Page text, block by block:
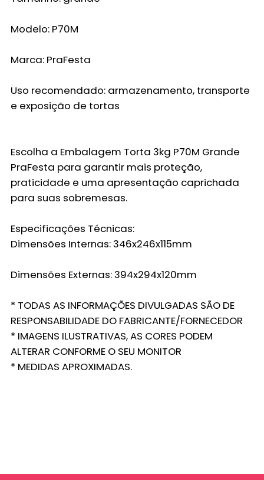
Modelo:P70M
Marca:PraFesta
Uso recomendado:armazenamento, transporte
e exposição de tortas
Escolha a Embalagem Torta 3kg P70M Grande
PraFesta para garantir mais proteção,
praticidade e uma apresentação caprichada
para suas sobremesas.
Especificações Técnicas:
Dimensões Internas: 346x246x115mm
Dimensões Externas: 394x294x120mm
* TODAS AS INFORMAÇÕES DIVULGADAS SÃO DE
RESPONSABILIDADE DO FABRICANTE/FORNECEDOR
* IMAGENS ILUSTRATIVAS, AS CORES PODEM
ALTERAR CONFORME O SEU MONITOR
* MEDIDAS APROXIMADAS.